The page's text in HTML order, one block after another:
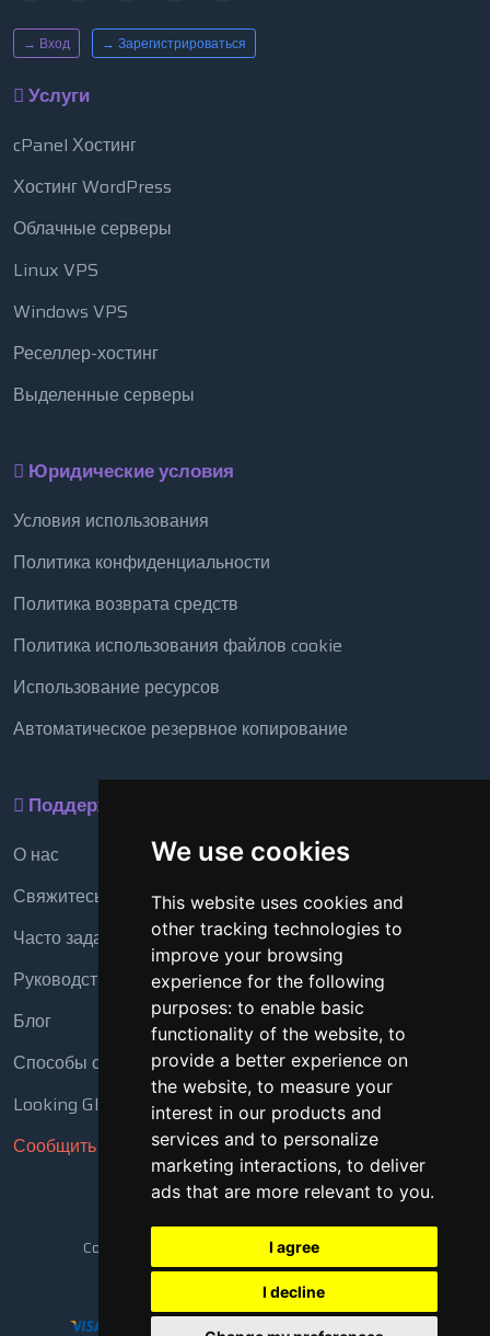
We use cookies
This website uses cookies and
other tracking technologies to
improve your browsing
experience for the following
purposes: to enable basic
functionality of the website, to
provide a better experience on
the website, to measure your
interest in our products and
services and to personalize
marketing interactions, to deliver
ads that are more relevant to you.
I agree
I decline
→ Вход → Зарегистрироваться
Услуги
cPanel Хостинг
Хостинг WordPress
Облачные серверы
Linux VPS
Windows VPS
Реселлер-хостинг
Выделенные серверы
Юридические условия
Условия использования
Политика конфиденциальности
Политика возврата средств
Политика использования файлов cookie
Использование ресурсов
Автоматическое резервное копирование
Поддержка
О нас
Свяжитесь с нами
Часто задаваемые вопросы
Руководство
Блог
Способы оплаты
Looking Glass
Сообщить о нарушении
Copyright © 2018 - 2026 Все права защищены